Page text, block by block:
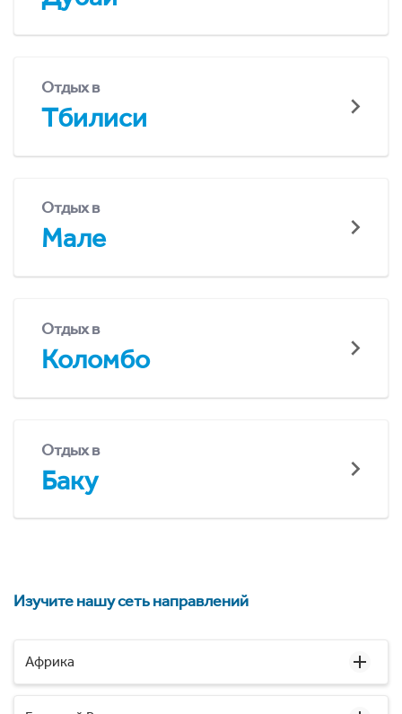
Отдых в
Тбилиси
Отдых в
Мале
Отдых в
Коломбо
Отдых в
Баку
Изучите нашу сеть направлений
Африка